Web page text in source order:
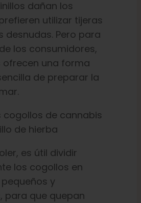
dañan los
utilizar tijeras
desnudas. Pero para
los consumidores,
ofrecen una forma
de preparar la
es útil dividir
los cogollos en
y
para que quepan